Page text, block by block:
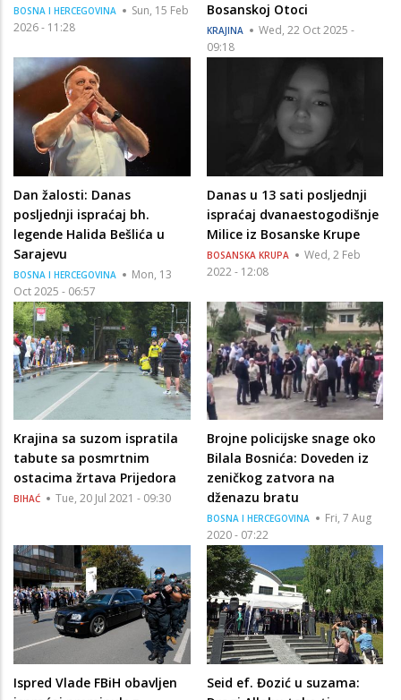
BOSNA I HERCEGOVINA
Sun, 15 Feb
2026 - 11:28
Bosanskoj Otoci
KRAJINA
Wed, 22 Oct 2025 -
09:18
Dan žalosti: Danas
posljednji ispraćaj bh.
legende Halida Bešlića u
Sarajevu
BOSNA I HERCEGOVINA
Mon, 13
Oct 2025 - 06:57
Danas u 13 sati posljednji
ispraćaj dvanaestogodišnje
Milice iz Bosanske Krupe
BOSANSKA KRUPA
Wed, 2 Feb
2022 - 12:08
Krajina sa suzom ispratila
tabute sa posmrtnim
ostacima žrtava Prijedora
BIHAĆ Tue, 20 Jul 2021 - 09:30
Brojne policijske snage oko
Bilala Bosnića: Doveden iz
zeničkog zatvora na
dženazu bratu
BOSNA I HERCEGOVINA
Fri, 7 Aug
2020 - 07:22
Ispred Vlade FBiH obavljen
Seid ef. Đozić u suzama: